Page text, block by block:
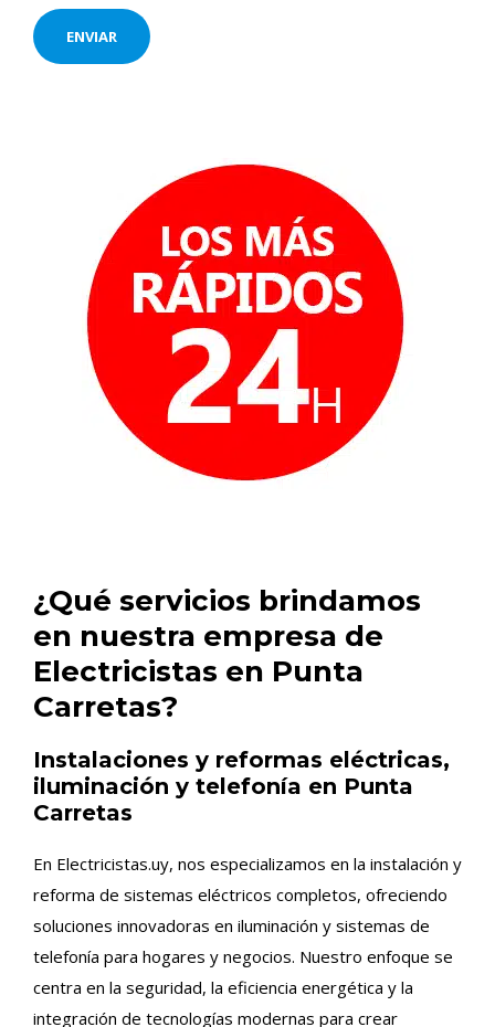
¿Qué servicios brindamos
en nuestra empresa de
Electricistas en Punta
Carretas?
Instalaciones y reformas eléctricas,
iluminación y telefonía en Punta
Carretas
En Electricistas.uy, nos especializamos en la instalación y
reforma de sistemas eléctricos completos, ofreciendo
soluciones innovadoras en iluminación y sistemas de
telefonía para hogares y negocios. Nuestro enfoque se
centra en la seguridad, la eficiencia energética y la
integración de tecnologías modernas para crear